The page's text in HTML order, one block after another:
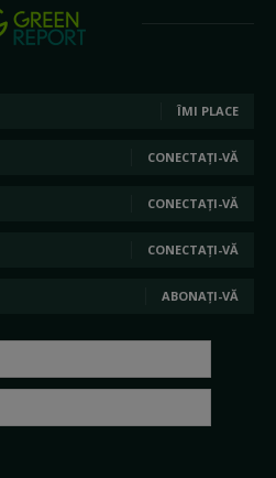
ÎMI PLACE
CONECTAȚI-VĂ
CONECTAȚI-VĂ
CONECTAȚI-VĂ
ABONAȚI-VĂ